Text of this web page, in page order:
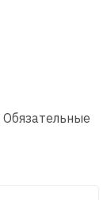
Обязательные